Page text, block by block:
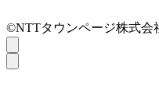
©NTTタウンページ株式会